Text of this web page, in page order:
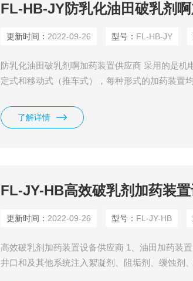
FL-HB-JY防乳化油田破乳剂
更新时间： 2022-09-26 型号： FL-HB-JY
防乳化油田破乳剂啊加药装置供应商 采用的是机
定式和移动式（推车式），每种形式的加药装置
自动控制、手动和自动相互转换加药。具有结构
装简单、操作使用方便等优点。 加药装置通过不
了解详情
FL-JY-HB高效破乳剂加药装
更新时间： 2022-09-26 型号： FL-JY-HB
高效破乳剂加药装置设备供应商 1、油田加药装
井口和及其他系统注入絮凝剂、阻垢剂、缓蚀剂